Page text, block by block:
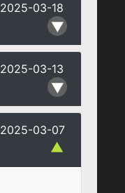
2025-03-18
2025-03-13
2025-03-07